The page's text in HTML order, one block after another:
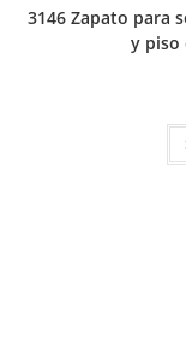
3146 Zapato para
y piso